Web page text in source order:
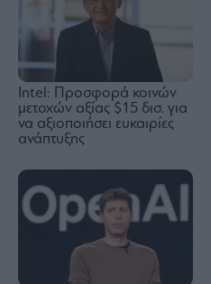
Intel: Προσφορά κοινών
μετοχών αξίας $15 δισ. για
να αξιοποιήσει ευκαιρίες
ανάπτυξης